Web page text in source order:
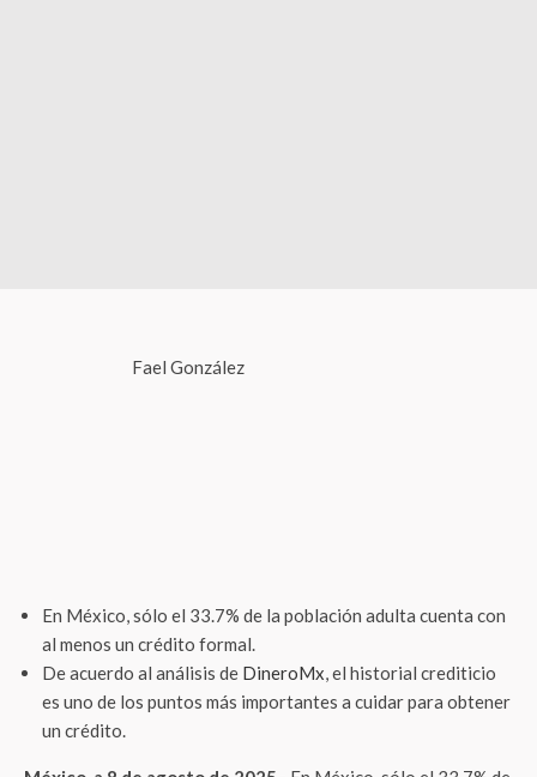
Fael González
En México, sólo el 33.7% de la población adulta cuenta con
al menos un crédito formal.
De acuerdo al análisis de DineroMx, el historial crediticio
es uno de los puntos más importantes a cuidar para obtener
un crédito.